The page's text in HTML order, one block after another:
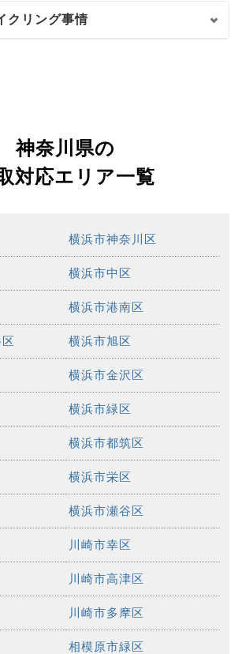
クリング事情
神奈川県の
対応エリア一覧
横浜市神奈川区
横浜市中区
横浜市港南区
横浜市旭区
横浜市金沢区
横浜市緑区
横浜市都筑区
横浜市栄区
横浜市瀬谷区
川崎市幸区
川崎市高津区
川崎市多摩区
相模原市緑区